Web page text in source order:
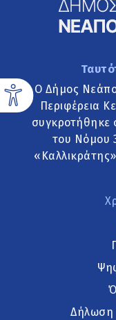
Ο Δήμος
Περιφέρεια
συγκροτήθηκε
του Νόμου
Δήλωση